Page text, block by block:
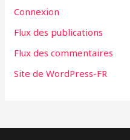
r
Connexion
Flux des publications
Flux des commentaires
Site de WordPress-FR